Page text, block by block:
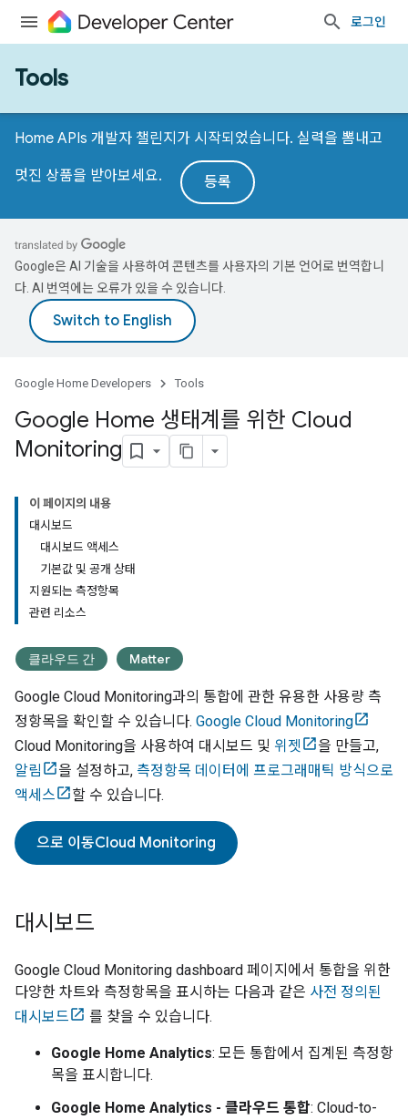
로그인
Tools
Home APIs 개발자 챌린지가 시작되었습니다. 실력을 뽐내고
멋진 상품을 받아보세요. 등록
Google은 AI 기술을 사용하여 콘텐츠를 사용자의 기본 언어로 번역합니
다. AI 번역에는 오류가 있을 수 있습니다.
Google Home Developers Tools
Google Home 생태계를 위한 Cloud
Monitoring
이 페이지의 내용
대시보드
대시보드 액세스
기본값 및 공개 상태
지원되는 측정항목
관련 리소스
클라우드 간 Matter
Google Cloud Monitoring과의 통합에 관한 유용한 사용량 측
정항목을 확인할 수 있습니다. Google Cloud Monitoring
Cloud Monitoring을 사용하여 대시보드 및 위젯
을 만들고,
알림
을 설정하고, 측정항목 데이터에 프로그래매틱 방식으로
액세스
할 수 있습니다.
으로 이동Cloud Monitoring
대시보드
Google Cloud Monitoring dashboard 페이지에서 통합을 위한
다양한 차트와 측정항목을 표시하는 다음과 같은 사전 정의된
대시보드
를 찾을 수 있습니다.
Google Home Analytics: 모든 통합에서 집계된 측정항
목을 표시합니다.
Google Home Analytics - 클라우드 통합: Cloud-to-